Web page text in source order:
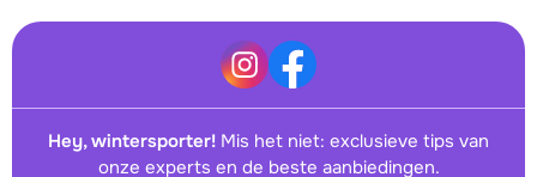
Hey, wintersporter! Mis het niet: exclusieve tips van
onze experts en de beste aanbiedingen.